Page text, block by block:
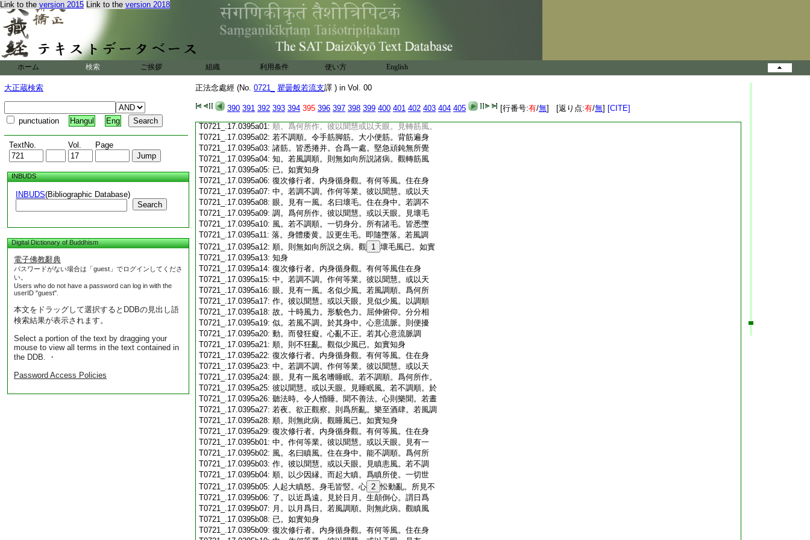
Link to the version 2015 Link to the version 2018
ホーム 検索 ご挨拶 組織 利用条件 使い方 English
大正蔵検索
punctuation Hangul Eng
TextNo. Vol. Page
INBUDS
INBUDS(Bibliographic Database)
Search
Digital Dictionary of Buddhism
電子佛教辭典
パスワードがない場合は「guest」でログインしてくださ
い。
Users who do not have a password can log in with the
userID "guest".
本文をドラッグして選択するとDDBの見出し語
検索結果が表示されます。
Select a portion of the text by dragging your
mouse to view all terms in the text contained in
the DDB. ・
Password Access Policies
正法念處經 (No. 0721_ 瞿曇般若流支譯 ) in Vol. 00
390 391 392 393 394 395 396 397 398 399 400 401 402 403 404 405 [行番号:有/無] [返り点:有/無] [CITE]
T0721_.17.0394c19:復次修行者。内身循身觀。有何等風。住在身
T0721_.17.0394c20:中。或調不調。作何等業。彼以聞慧。或以天
T0721_.17.0394c21:眼。見有傍風住在身中。若調不調。爲何所作。
T0721_.17.0394c22:彼以聞慧。或以天眼。見於傍風。若不調順。
閉出入息。一切筋脈。皆令 7 掣縮。或聚或散。
T0721_.17.0394c24:或牽或挽。或鼻瞤動。或 8 淴淴作聲。後得大
T0721_.17.0394c25:苦。若傍風調順則無如向所説之病。觀傍風
T0721_.17.0394c26:
已。如實知身
T0721_.17.0394c27:復次修行者。内身循身觀。有何等風住在身
T0721_.17.0394c28: 中。或調不調。作何等業。彼以聞慧。或以天
T0721_.17.0395a01: 順。爲何所作。彼以聞慧或以天眼。見轉筋風。
T0721_.17.0395a02: 若不調順。令手筋脚筋。大小便筋。背筋遍身
T0721_.17.0395a03: 諸筋。皆悉捲并。合爲一處。堅急頑鈍無所覺
T0721_.17.0395a04: 知。若風調順。則無如向所説諸病。觀轉筋風
T0721_.17.0395a05: 已。如實知身
T0721_.17.0395a06: 復次修行者。内身循身觀。有何等風。住在身
T0721_.17.0395a07: 中。若調不調。作何等業。彼以聞慧。或以天
T0721_.17.0395a08: 眼。見有一風。名曰壞毛。住在身中。若調不
T0721_.17.0395a09: 調。爲何所作。彼以聞慧。或以天眼。見壞毛
T0721_.17.0395a10: 風。若不調順。一切身分。所有諸毛。皆悉墮
T0721_.17.0395a11: 落。身體痿黄。設更生毛。即隨墮落。若風調
T0721_.17.0395a12: 順。則無如向所説之病。觀 1 壞毛風已。如實
T0721_.17.0395a13: 知身
T0721_.17.0395a14: 復次修行者。内身循身觀。有何等風住在身
T0721_.17.0395a15: 中。若調不調。作何等業。彼以聞慧。或以天
T0721_.17.0395a16: 眼。見有一風。名似少風。若風調順。爲何所
T0721_.17.0395a17: 作。彼以聞慧。或以天眼。見似少風。以調順
T0721_.17.0395a18: 故。十時風力。形貌色力。屈伸俯仰。分分相
T0721_.17.0395a19: 似。若風不調。於其身中。心意流脈。則便擾
T0721_.17.0395a20: 動。而發狂癡。心亂不正。若其心意流脈調
T0721_.17.0395a21: 順。則不狂亂。觀似少風已。如實知身
T0721_.17.0395a22: 復次修行者。内身循身觀。有何等風。住在身
T0721_.17.0395a23: 中。若調不調。作何等業。彼以聞慧。或以天
T0721_.17.0395a24: 眼。見有一風名嗜睡眠。若不調順。爲何所作。
T0721_.17.0395a25: 彼以聞慧。或以天眼。見睡眠風。若不調順。於
T0721_.17.0395a26: 聽法時。令人惛睡。聞不善法。心則樂聞。若晝
T0721_.17.0395a27: 若夜。欲正觀察。則爲所亂。樂至酒肆。若風調
T0721_.17.0395a28: 順。則無此病。觀睡風已。如實知身
T0721_.17.0395a29: 復次修行者。内身循身觀。有何等風。住在身
T0721_.17.0395b01: 中。作何等業。彼以聞慧。或以天眼。見有一
T0721_.17.0395b02: 風。名曰瞋風。住在身中。能不調順。爲何所
T0721_.17.0395b03: 作。彼以聞慧。或以天眼。見瞋恚風。若不調
T0721_.17.0395b04: 順。以少因縁。而起大瞋。爲瞋所使。一切世
T0721_.17.0395b05: 人起大瞋怒。身毛皆竪。心 2 忪動亂。所見不
T0721_.17.0395b06: 了。以近爲遠。見於日月。生顛倒心。謂日爲
T0721_.17.0395b07: 月。以月爲日。若風調順。則無此病。觀瞋風
T0721_.17.0395b08: 已。如實知身
T0721_.17.0395b09: 復次修行者。内身循身觀。有何等風。住在身